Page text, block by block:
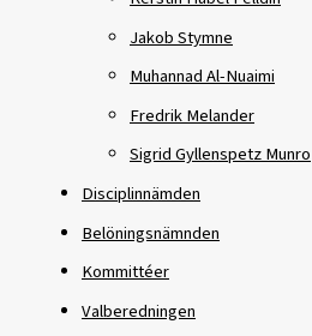
Jakob Stymne
Muhannad Al-Nuaimi
Fredrik Melander
Sigrid Gyllenspetz Munro
Disciplinnämden
Belöningsnämnden
Kommittéer
Valberedningen